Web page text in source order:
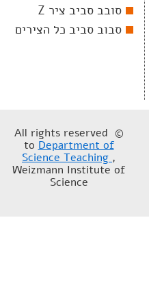
סובב סביב ציר Z
סבוב סביב כל הצירים
© All rights reserved
to Department of
Science Teaching ,
Weizmann Institute of
Science